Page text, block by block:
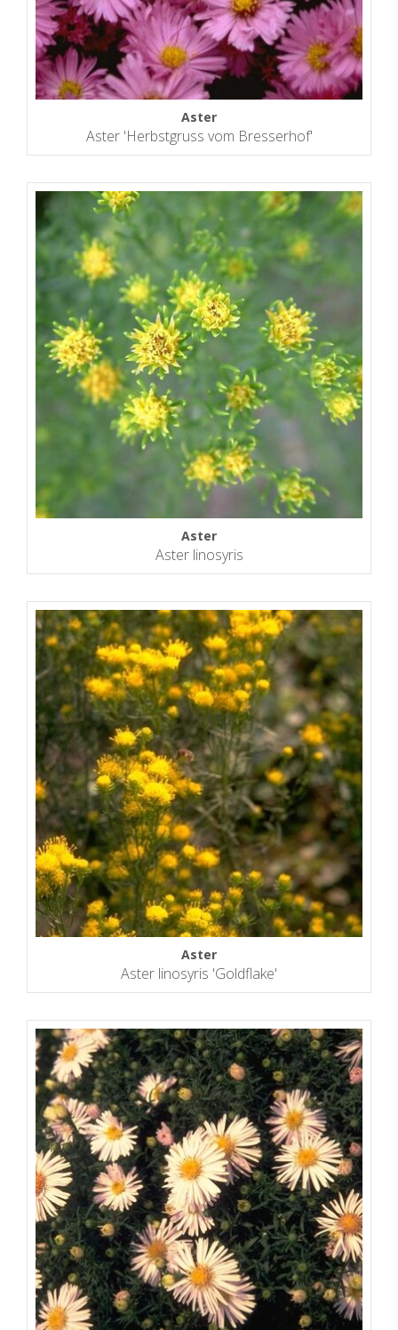
Aster
Aster 'Herbstgruss vom Bresserhof'
Aster
Aster linosyris
Aster
Aster linosyris 'Goldflake'